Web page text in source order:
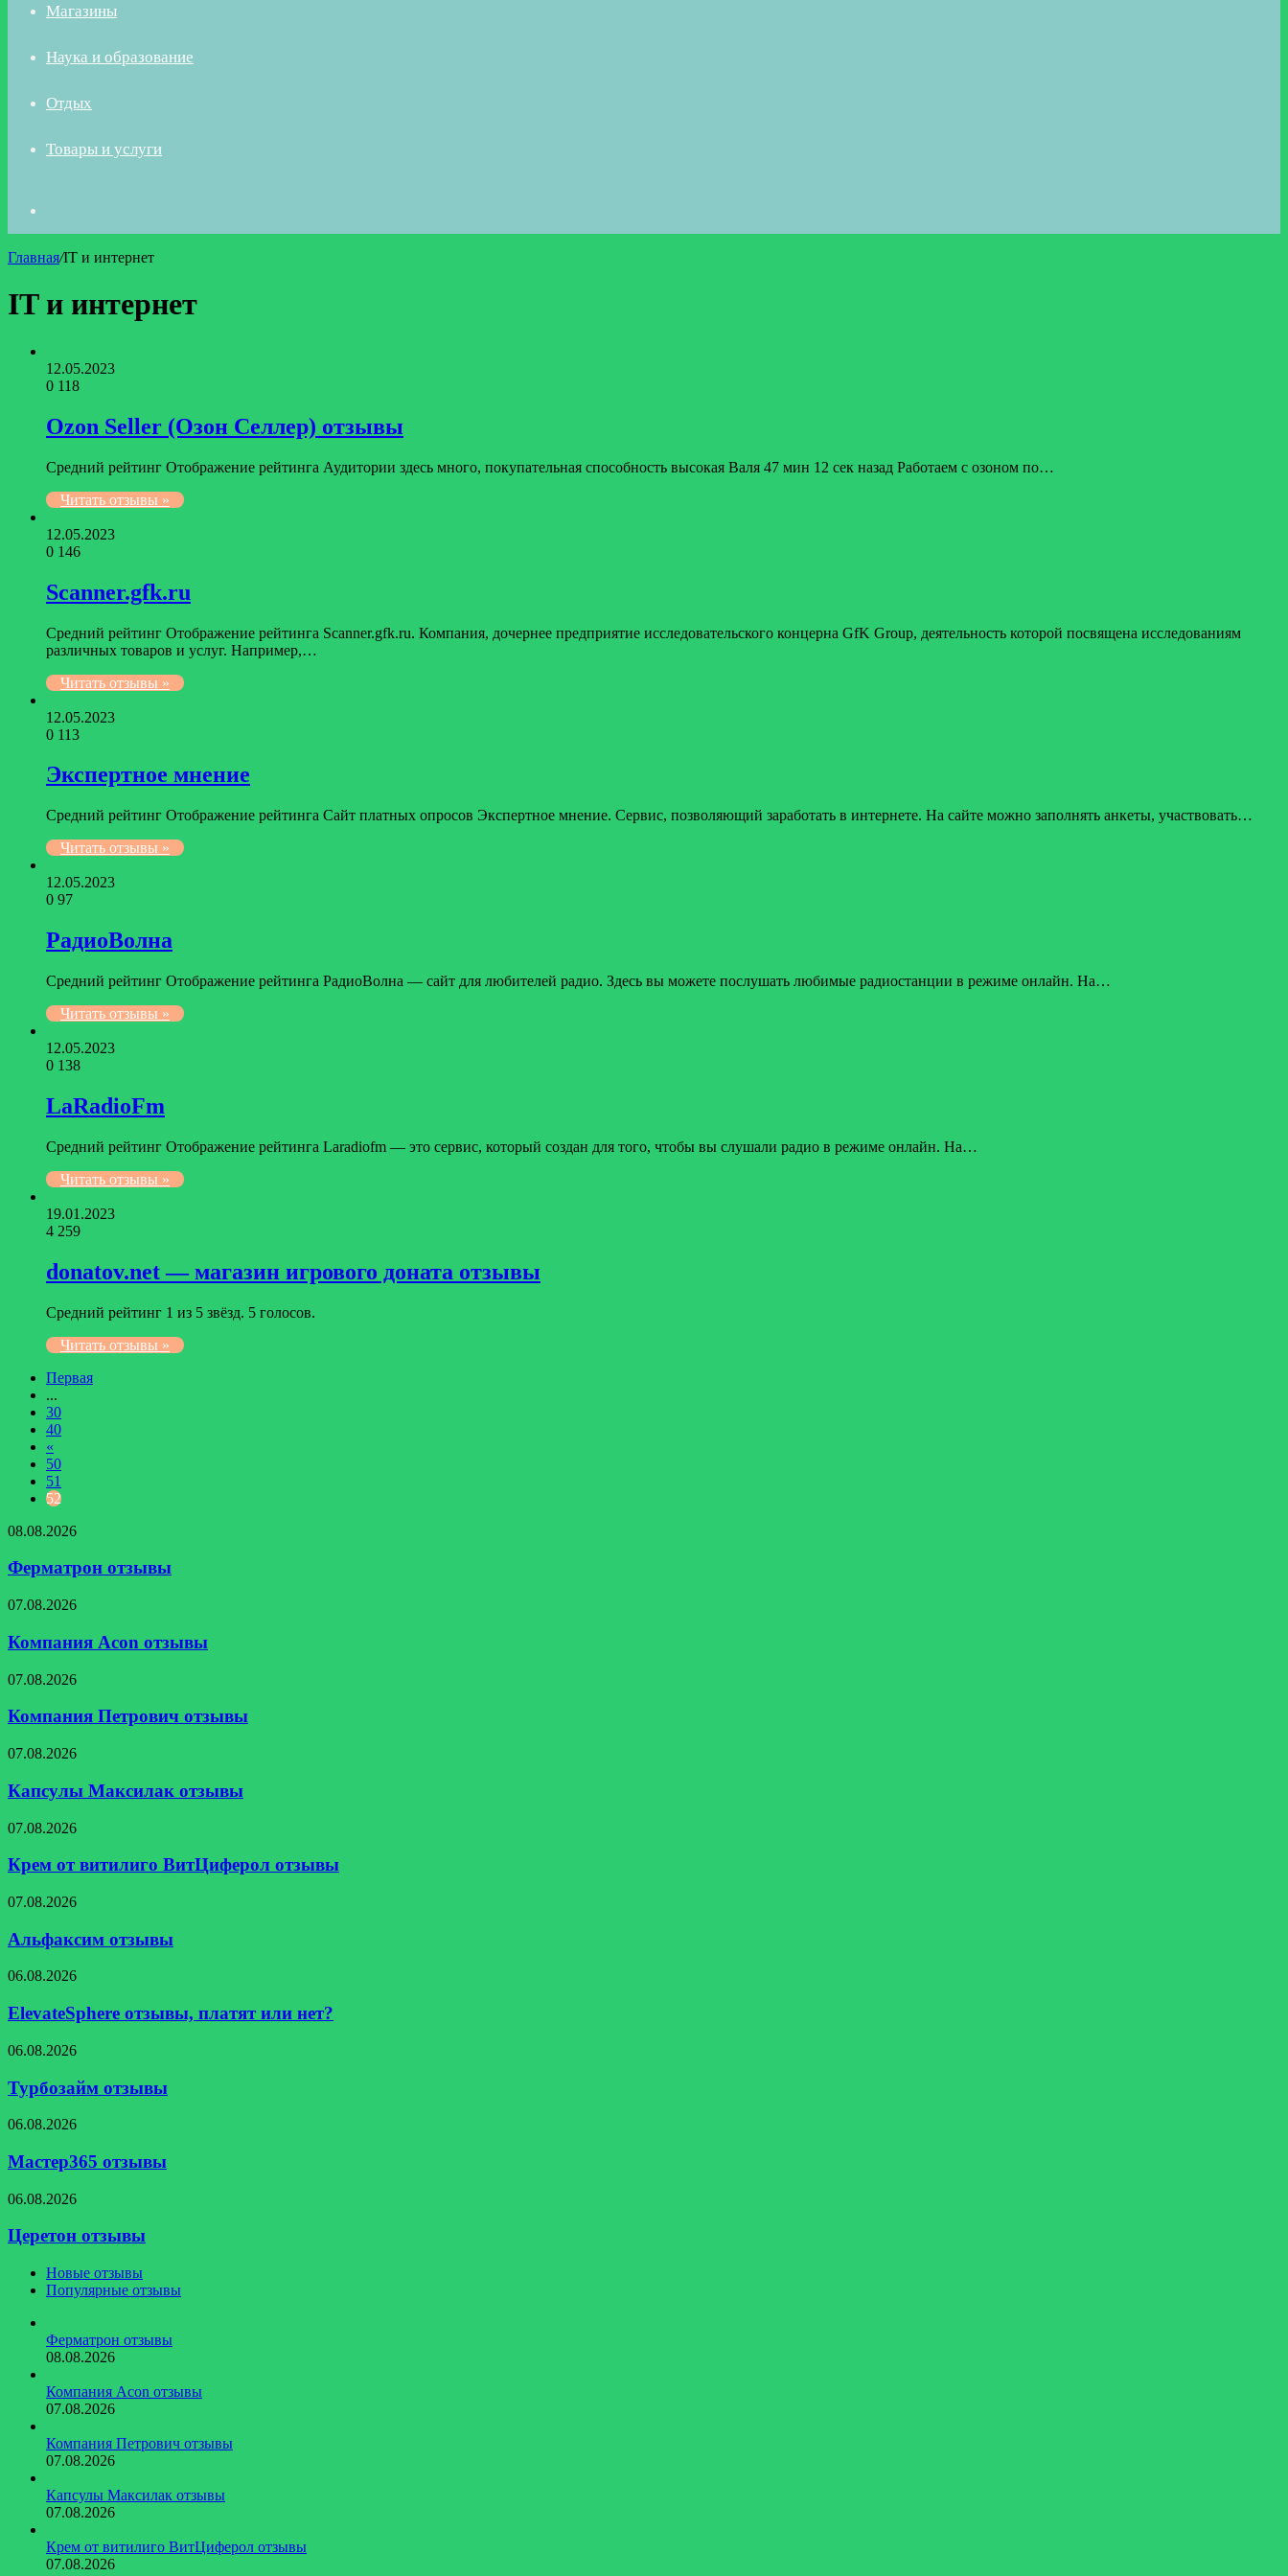
Магазины
Наука и образование
Отдых
Товары и услуги
Главная/IT и интернет
IT и интернет
12.05.2023
0 118
Ozon Seller (Озон Селлер) отзывы
Средний рейтинг Отображение рейтинга Аудитории здесь много, покупательная способность высокая Валя 47 мин 12 сек назад Работаем с озоном по…
Читать отзывы »
12.05.2023
0 146
Scanner.gfk.ru
Средний рейтинг Отображение рейтинга Scanner.gfk.ru. Компания, дочернее предприятие исследовательского концерна GfK Group, деятельность которой посвящена исследованиям
различных товаров и услуг. Например,…
Читать отзывы »
12.05.2023
0 113
Экспертное мнение
Средний рейтинг Отображение рейтинга Сайт платных опросов Экспертное мнение. Сервис, позволяющий заработать в интернете. На сайте можно заполнять анкеты, участвовать…
Читать отзывы »
12.05.2023
0 97
РадиоВолна
Средний рейтинг Отображение рейтинга РадиоВолна — сайт для любителей радио. Здесь вы можете послушать любимые радиостанции в режиме онлайн. На…
Читать отзывы »
12.05.2023
0 138
LaRadioFm
Средний рейтинг Отображение рейтинга Laradiofm — это сервис, который создан для того, чтобы вы слушали радио в режиме онлайн. На…
Читать отзывы »
19.01.2023
4 259
donatov.net — магазин игрового доната отзывы
Средний рейтинг 1 из 5 звёзд. 5 голосов.
Читать отзывы »
Первая
...
30
40
«
50
51
52
Ферматрон
08.08.2026
Ферматрон отзывы
Компания
отзывы
07.08.2026
Компания Acon отзывы
Компания
отзывы
07.08.2026
Компания Петрович отзывы
Капсулы
отзывы
07.08.2026
Капсулы Максилак отзывы
Крем
витилиго
ВитЦиферол
отзывы
07.08.2026
Крем от витилиго ВитЦиферол отзывы
Альфаксим
07.08.2026
Альфаксим отзывы
ElevateSphere
платят
или
нет?
06.08.2026
ElevateSphere отзывы, платят или нет?
Турбозайм
06.08.2026
Турбозайм отзывы
Мастер365
06.08.2026
Мастер365 отзывы
Церетон
06.08.2026
Церетон отзывы
Новые отзывы
Популярные отзывы
Ферматрон отзывы
08.08.2026
Компания Acon отзывы
07.08.2026
Компания Петрович отзывы
07.08.2026
Капсулы Максилак отзывы
07.08.2026
Крем от витилиго ВитЦиферол отзывы
07.08.2026